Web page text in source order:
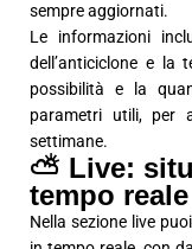
sempre aggiornati.
Le informazioni
dell’anticiclone e la
possibilità e la
parametri utili, per
settimane.
⛅ Live:
tempo reale
Nella sezione live